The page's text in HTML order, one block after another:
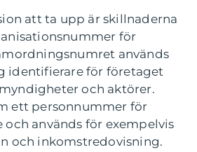
att ta upp är skillnaderna
för
används
identifierare för företaget
och aktörer.
ett personnummer för
och används för exempelvis
och inkomstredovisning.